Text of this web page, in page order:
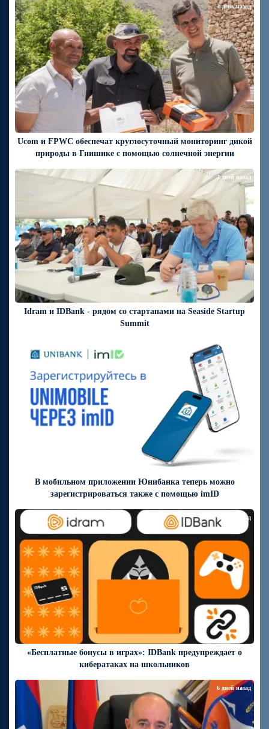
Ucom и FPWC обеспечат круглосуточный мониторинг дикой
природы в Гнишике с помощью солнечной энергии
1 день назад
Idram и IDBank - рядом со стартапами на Seaside Startup
Summit
3 дней назад
В мобильном приложении Юнибанка теперь можно
зарегистрироваться также с помощью imID
3 дней назад
«Бесплатные бонусы в играх»: IDBank предупреждает о
кибератаках на школьников
6 дней назад
6 дней назад